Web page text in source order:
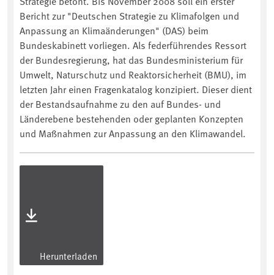
Bericht zur "Deutschen Strategie zu Klimafolgen und
Anpassung an Klimaänderungen" (DAS) beim
Bundeskabinett vorliegen. Als federführendes Ressort
der Bundesregierung, hat das Bundesministerium für
Umwelt, Naturschutz und Reaktorsicherheit (BMU), im
letzten Jahr einen Fragenkatalog konzipiert. Dieser dient
der Bestandsaufnahme zu den auf Bundes- und
Länderebene bestehenden oder geplanten Konzepten
und Maßnahmen zur Anpassung an den Klimawandel.
Herunterladen